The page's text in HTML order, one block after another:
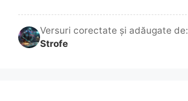
Versuri corectate și adăugate de:
Strofe